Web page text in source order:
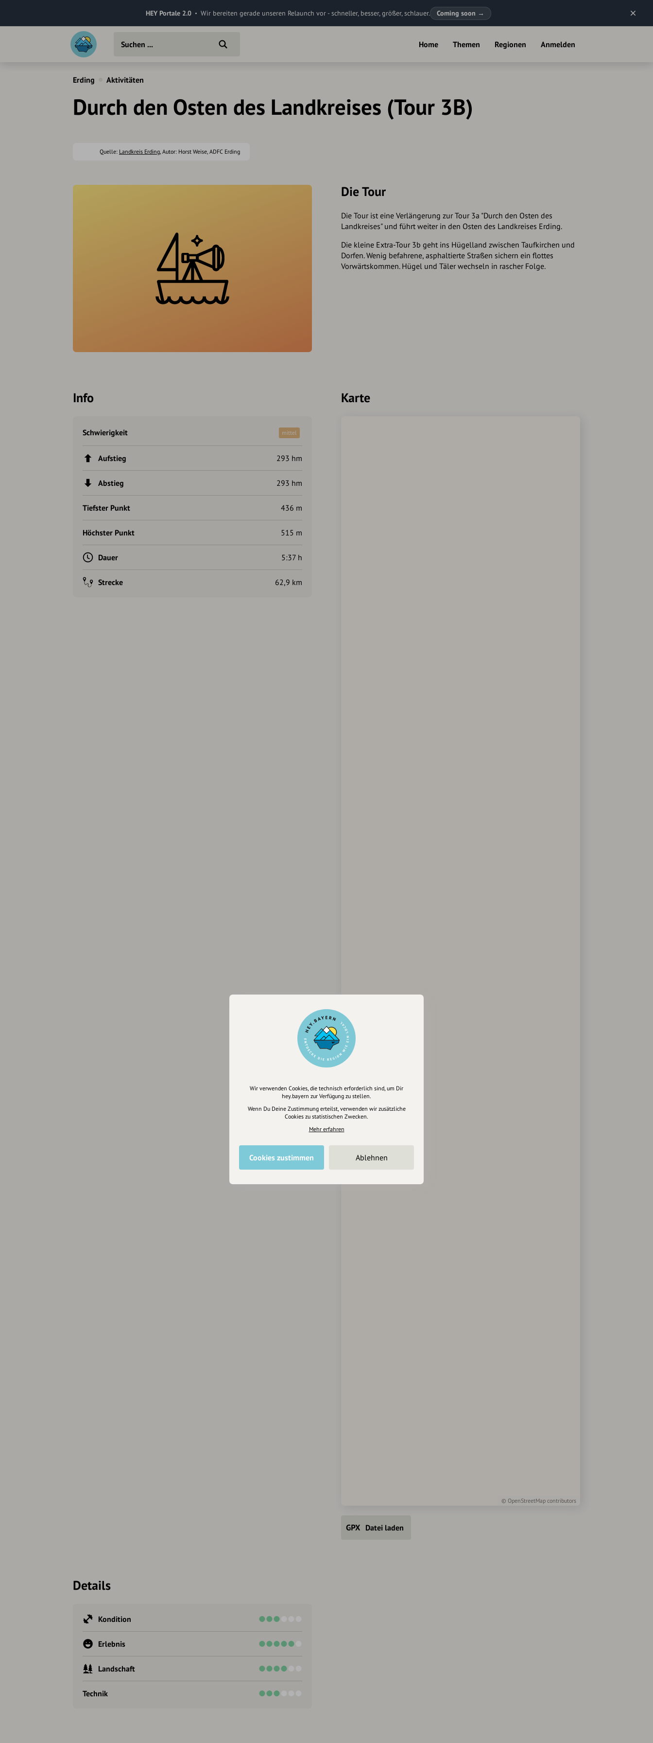
HEY Portale 2.0 Wir bereiten gerade unseren Relaunch vor - schneller, besser, größer, schlauer. Coming soon →
Home Themen Regionen Anmelden
Erding Aktivitäten
Durch den Osten des Landkreises (Tour 3B)
Quelle: Landkreis Erding, Autor: Horst Weise, ADFC Erding
Die Tour
Die Tour ist eine Verlängerung zur Tour 3a "Durch den Osten des
Landkreises" und führt weiter in den Osten des Landkreises Erding.
Die kleine Extra-Tour 3b geht ins Hügelland zwischen Taufkirchen und
Dorfen. Wenig befahrene, asphaltierte Straßen sichern ein flottes
Vorwärtskommen. Hügel und Täler wechseln in rascher Folge.
Info
Schwierigkeit mittel
Aufstieg 293 hm
Abstieg 293 hm
Tiefster Punkt 436 m
Höchster Punkt 515 m
Dauer 5:37 h
Strecke 62,9 km
Karte
© OpenStreetMap contributors
Datei laden
Details
Kondition
Erlebnis
Landschaft
Technik
Wir verwenden Cookies, die technisch erforderlich sind, um Dir
hey.bayern zur Verfügung zu stellen.
Wenn Du Deine Zustimmung erteilst, verwenden wir zusätzliche
Cookies zu statistischen Zwecken.
Mehr erfahren
Cookies zustimmen Ablehnen